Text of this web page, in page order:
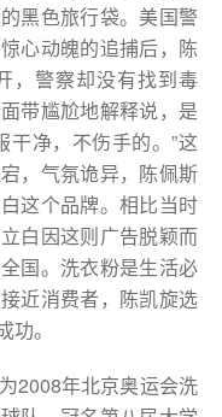
黑色旅行袋。美国警
心动魄的追捕后，陈
，警察却没有找到毒
带尴尬地解释说，是
干净，不伤手的。”这
，气氛诡异，陈佩斯
这个品牌。相比当时
白因这则广告脱颖而
国。洗衣粉是生活必
近消费者，陈凯旋选
。
2008年北京奥运会洗